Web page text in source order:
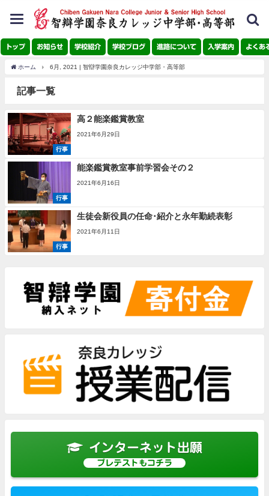
toggle
navigation
トップ お知らせ 学校紹介 学校ブログ 進路について 入学案内 よくあ
ホーム 6月, 2021 | 智辯学園奈良カレッジ中学部・高等部
記事一覧
行事
高２能楽鑑賞教室
2021年6月29日
行事
能楽鑑賞教室事前学習会その２
2021年6月16日
行事
生徒会新役員の任命･紹介と永年勤続表彰
2021年6月11日
インターネット出願
プレテストもコチラ